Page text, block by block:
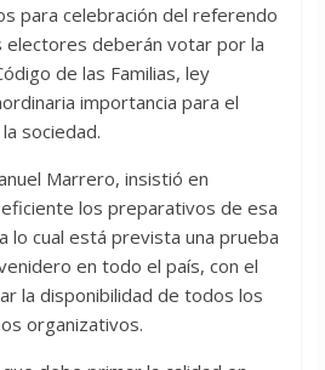
para celebración del referendo
electores deberán votar por la
de las Familias, ley
importancia para el
sociedad.
Marrero, insistió en
los preparativos de esa
lo cual está prevista una prueba
en todo el país, con el
la disponibilidad de todos los
organizativos.